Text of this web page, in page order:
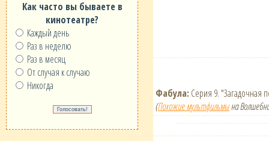
Как часто вы бываете в
кинотеатре?
Каждый день
Раз в неделю
Раз в месяц
От случая к случаю
Никогда
Фабула: Серия 9. "Загадочная
(Похожие мультфильмына